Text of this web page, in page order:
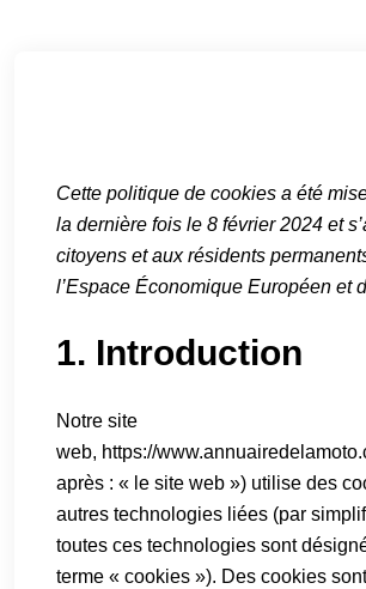
Cette politique de cookies a été
la dernière fois le 8 février 2024 et
citoyens et aux résidents
l’Espace Économique Européen et
1. Introduction
Notre site
web, https://
après : « le site web ») utilise des
autres technologies liées (par
toutes ces technologies sont
terme « cookies »). Des cookies